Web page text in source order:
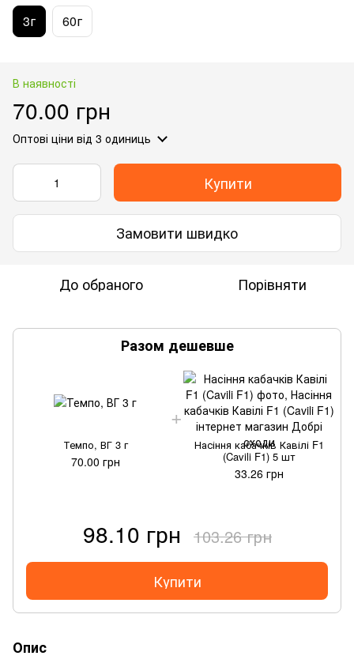
3г 60г
В наявності
70.00 грн
Оптові ціни від 3 одиниць
Купити
Замовити швидко
До обраного Порівняти
Разом дешевше
Темпо, ВГ 3 г
70.00 грн
Насіння кабачків Кавілі F1
(Cavili F1) 5 шт
33.26 грн
98.10 грн 103.26 грн
Купити
Опис